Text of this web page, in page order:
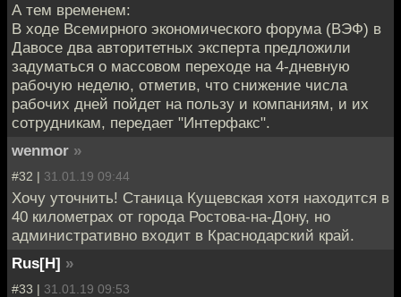
А тем временем:
В ходе Всемирного экономического форума (ВЭФ) в
Давосе два авторитетных эксперта предложили
задуматься о массовом переходе на 4-дневную
рабочую неделю, отметив, что снижение числа
рабочих дней пойдет на пользу и компаниям, и их
сотрудникам, передает "Интерфакс".
wenmor »
#32 | 31.01.19 09:44
Хочу уточнить! Станица Кущевская хотя находится в
40 километрах от города Ростова-на-Дону, но
административно входит в Краснодарский край.
Rus[H] »
#33 | 31.01.19 09:53